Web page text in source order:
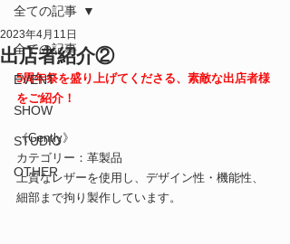
全ての記事
EVENT
SHOW
STUDIO
OTHER
全ての記事
出店者紹介②
2023年4月11日
5周年祭を盛り上げてくださる、素敵な出店者様
をご紹介！
《Gently》
カテゴリー：革製品
上質なレザーを使用し、デザイン性・機能性、
細部まで拘り製作しています。